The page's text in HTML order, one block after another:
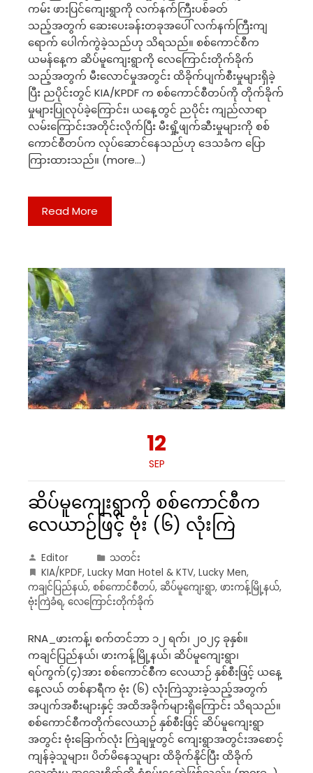
ကမ်း ဖားပြင်ကျေးရွာကို လက်နက်ကြီးပစ်ခတ်
သည့်အတွက် ဆေးပေးခန်းတခုအပေါ် လက်နက်ကြီးကျ
ရောက် ပေါက်ကွဲခဲ့သည်ဟု သိရသည်။ စစ်ကောင်စီက
ယမန်နေ့က ဆိပ်မူကျေးရွာကို လေကြောင်းတိုက်ခိုက်
သည့်အတွက် မီးလောင်မှုအတွင်း ထိခိုက်ပျက်စီးမှုများရှိခဲ့
ပြီး ညပိုင်းတွင် KIA/KPDF က စစ်ကောင်စီတပ်ကို တိုက်ခိုက်
မှုများပြုလုပ်ခဲ့ကြောင်း၊ ယနေ့တွင် ညပိုင်း ကျည်လာရာ
လမ်းကြောင်းအတိုင်းလိုက်ပြီး မီးရှို့ဖျက်ဆီးမှုများကို စစ်
ကောင်စီတပ်က လုပ်ဆောင်နေသည်ဟု ဒေသခံက ပြော
ကြားထားသည်။ (more…)
Read More
12
SEP
ဆိပ်မူကျေးရွာကို စစ်ကောင်စီက
လေယာဉ်ဖြင့် ဗုံး (၆) လုံးကြဲ
Editor
သတင်း
KIA/KPDF, Lucky Man Hotel & KTV, Lucky Men,
ကချင်ပြည်နယ်, စစ်ကောင်စီတပ်, ဆိပ်မူကျေးရွာ, ဖားကန့်မြို့နယ်,
ဗုံးကြဲခံရ, လေကြောင်းတိုက်ခိုက်
RNA_ဖားကန့်၊ စက်တင်ဘာ ၁၂ ရက်၊ ၂၀၂၄ ခုနှစ်။
ကချင်ပြည်နယ်၊ ဖားကန့်မြို့နယ်၊ ဆိပ်မူကျေးရွာ၊
ရပ်ကွက်(၄)အား စစ်ကောင်စီီက လေယာဉ် နှစ်စီးဖြင့် ယနေ့
နေ့လယ် တစ်နာရီက ဗုံး (၆) လုံးကြဲသွားခဲ့သည့်အတွက်
အပျက်အစီးများနှင့် အထိအခိုက်များရှိကြောင်း သိရသည်။
စစ်ကောင်စီကတိုက်လေယာဉ် နှစ်စီးဖြင့် ဆိပ်မူကျေးရွာ
အတွင်း ဗုံးခြောက်လုံး ကြဲချမှုတွင် ကျေးရွာအတွင်းအစောင့်
ကျန်ခဲ့သူများ၊ ပိတ်မိနေသူများ ထိခိုက်နိုင်ပြီး ထိခိုက်